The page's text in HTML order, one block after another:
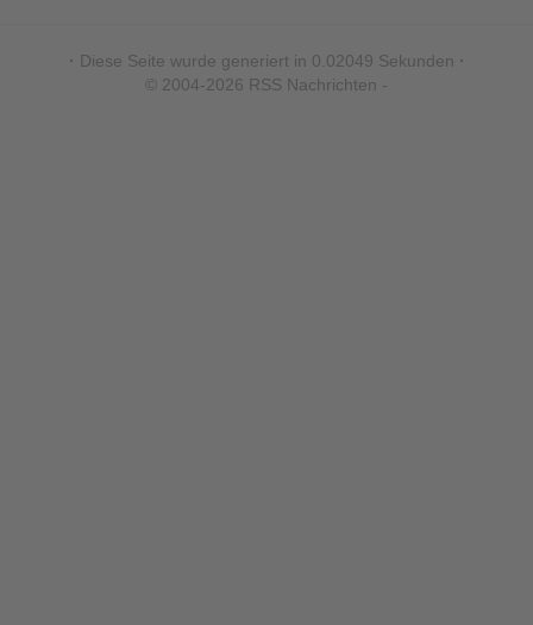
· Diese Seite wurde generiert in 0.02049 Sekunden ·
© 2004-2026 RSS Nachrichten -